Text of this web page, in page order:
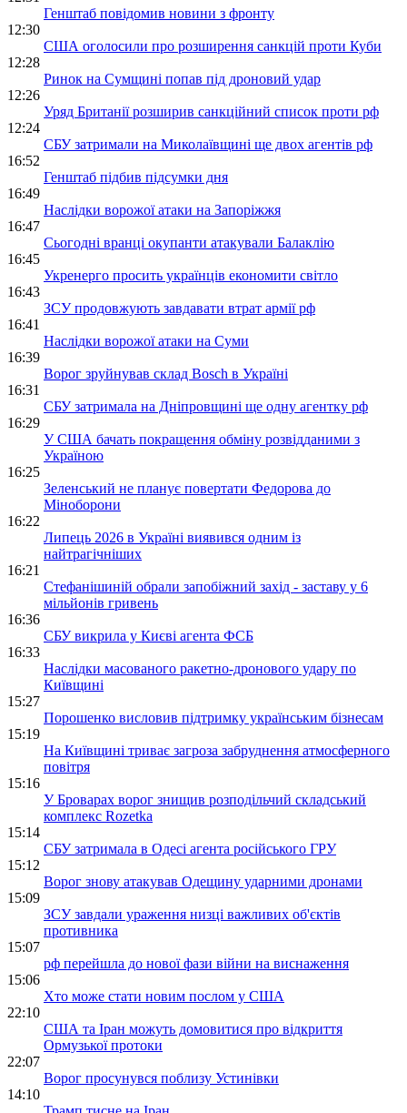
Генштаб повідомив новини з фронту
12:30
США оголосили про розширення санкцій проти Куби
12:28
Ринок на Сумщині попав під дроновий удар
12:26
Уряд Британії розширив санкційний список проти рф
12:24
СБУ затримали на Миколаївщині ще двох агентів рф
16:52
Генштаб підбив підсумки дня
16:49
Наслідки ворожої атаки на Запоріжжя
16:47
Сьогодні вранці окупанти атакували Балаклію
16:45
Укренерго просить українців економити світло
16:43
ЗСУ продовжують завдавати втрат армії рф
16:41
Наслідки ворожої атаки на Суми
16:39
Ворог зруйнував склад Bosch в Україні
16:31
СБУ затримала на Дніпровщині ще одну агентку рф
16:29
У США бачать покращення обміну розвідданими з
Україною
16:25
Зеленський не планує повертати Федорова до
Міноборони
16:22
Липець 2026 в Україні виявився одним із
найтрагічніших
16:21
Стефанішиній обрали запобіжний захід - заставу у 6
мільйонів гривень
16:36
СБУ викрила у Києві агента ФСБ
16:33
Наслідки масованого ракетно-дронового удару по
Київщині
15:27
Порошенко висловив підтримку українським бізнесам
15:19
На Київщині триває загроза забруднення атмосферного
повітря
15:16
У Броварах ворог знищив розподільчий складський
комплекс Rozetka
15:14
СБУ затримала в Одесі агента російського ГРУ
15:12
Ворог знову атакував Одещину ударними дронами
15:09
ЗСУ завдали ураження низці важливих об'єктів
противника
15:07
рф перейшла до нової фази війни на виснаження
15:06
Хто може стати новим послом у США
22:10
США та Іран можуть домовитися про відкриття
Ормузької протоки
22:07
Ворог просунувся поблизу Устинівки
14:10